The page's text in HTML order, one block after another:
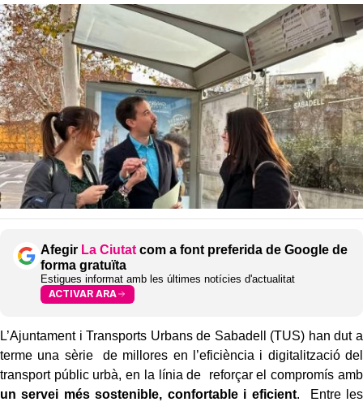
Afegir La Ciutat com a font preferida de Google de
forma gratuïta
Estigues informat amb les últimes notícies d'actualitat
ACTIVAR ARA
L’Ajuntament i Transports Urbans de Sabadell (TUS) han dut a
terme una sèrie de millores en l’eficiència i digitalització del
transport públic urbà, en la línia de reforçar el compromís amb
un servei més sostenible, confortable i eficient. Entre les